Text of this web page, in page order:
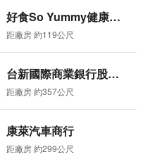
好食So Yummy健康餐盒 （民權店）
距廠房 約119公尺
台新國際商業銀行股份有限公司
距廠房 約357公尺
康萊汽車商行
距廠房 約299公尺